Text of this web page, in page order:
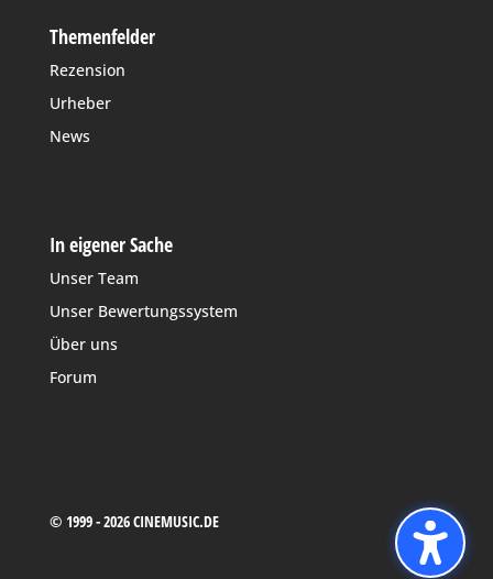
Themenfelder
Rezension
Urheber
News
In eigener Sache
Unser Team
Unser Bewertungssystem
Über uns
Forum
© 1999 - 2026 CINEMUSIC.DE